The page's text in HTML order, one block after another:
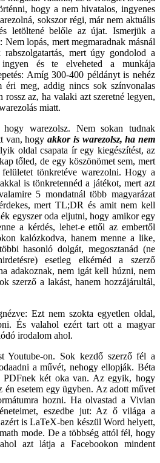
hogy a nem hivatalos, ingyenes
sokszor régi, már nem aktuális
letöltené belőle az újat. Ismerjük a
Nem lopás, mert megmaradnak másnál
mert úgy gondolod a
és te elveheted a munkája
Amíg 300-400 példányt is nehéz
éri meg, addig nincs sok színvonalas
az, ha valaki azt szeretné legyen,
miatt.
warezolsz. Nem sokan tudnak
van, hogyakkor is warezolsz, ha nem
oldal csapata ír egy kiegészítést, az
tőled, de egy köszönömet sem, mert
tönkretéve warezolni. Hogy a
is tönkretennéd a játékot, mert azt
5 mondatnál több magyarázat
mert TL;DR és amit nem kell
egyszer oda eljutni, hogy amikor egy
a kérdés, lehet-e ettől az embertől
kalózkodva, hanem menne a like,
hasonló dolgát, megosztanád (ne
esetleg elkérnéd a szerző
adakoznak, nem igát kell húzni, nem
szerző a lakást, hanem hozzájárultál,
Ezt nem szokta egyetlen oldal,
És valahol ezért tart ott a magyar
irodalom ahol.
Youtube-on. Sok kezdő szerző fél a
a művét, nehogy ellopják. Béta
PDFnek két oka van. Az egyik, hogy
esetem egy ügyben. Az adott művet
hozni. Ha olvastad a Vivian
eszedbe jut: Az ő világa a
is LaTeX-ben készül Word helyett,
mode. De a többség attól fél, hogy
azt látja a Facebookon mindent